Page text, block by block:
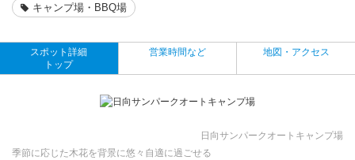
キャンプ場・BBQ場
スポット詳細
トップ
営業時間など 地図・アクセス
日向サンパークオートキャンプ場
季節に応じた木花を背景に悠々自適に過ごせる